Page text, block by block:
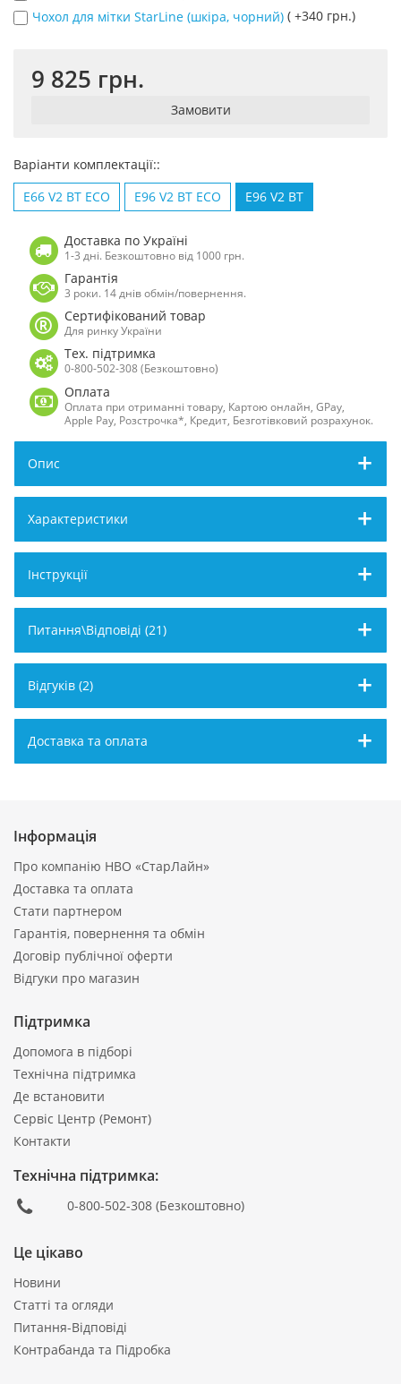
Чохол для мітки StarLine (шкіра, чорний) ( +340 грн.)
9 825 грн.
Замовити
Варіанти комплектації::
E66 V2 BT ECO
E96 V2 ВТ ECO E96 V2 BT
Доставка по Україні
1-3 дні. Безкоштовно від 1000 грн.
Гарантія
3 роки. 14 днів обмін/повернення.
Сертифікований товар
Для ринку України
Тех. підтримка
0-800-502-308 (Безкоштовно)
Оплата
Оплата при отриманні товару, Картою онлайн, GPay,
Apple Pay, Розстрочка*, Кредит, Безготівковий розрахунок.
Опис
Характеристики
Інструкції
Питання\Відповіді (21)
Відгуків (2)
Доставка та оплата
Інформація
Про компанію НВО «СтарЛайн»
Доставка та оплата
Стати партнером
Гарантія, повернення та обмін
Договір публічної оферти
Відгуки про магазин
Підтримка
Допомога в підборі
Технічна підтримка
Де встановити
Сервіс Центр (Ремонт)
Контакти
Технічна підтримка:
0-800-502-308(Безкоштовно)
Це цікаво
Новини
Статті та огляди
Питання-Відповіді
Контрабанда та Підробка